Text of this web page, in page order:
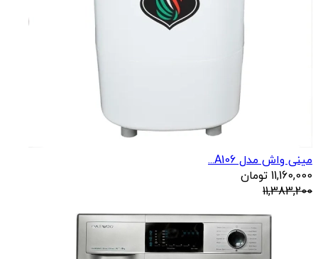
مینی واش مدل A106...
11,160,000 تومان
11,383,200